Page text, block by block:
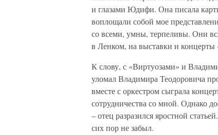
и глазами Юдифи. Она писала
воплощали собой мое
со всеми, умны, терпеливы. Они
в Ленком, на выставки и
К слову, с «Виртуозами» и
уломал Владимира Теодоровича
вместе с оркестром сыграла
сотрудничества со мной. Однако
– отец разразился яростной
сих пор не забыл.